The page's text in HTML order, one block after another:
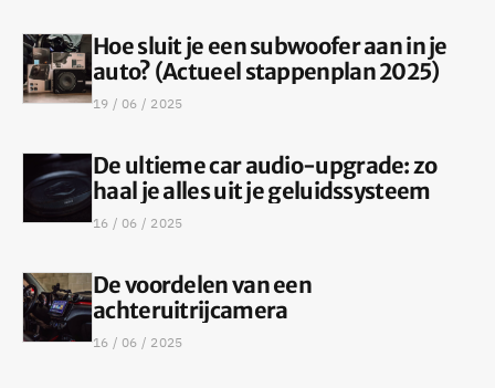
Hoe sluit je een subwoofer aan in je
auto? (Actueel stappenplan 2025)
19 / 06 / 2025
De ultieme car audio-upgrade: zo
haal je alles uit je geluidssysteem
16 / 06 / 2025
De voordelen van een
achteruitrijcamera
16 / 06 / 2025